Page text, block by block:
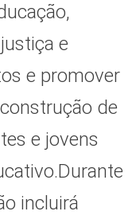
e
e promover
de
e jovens
Durante
incluirá